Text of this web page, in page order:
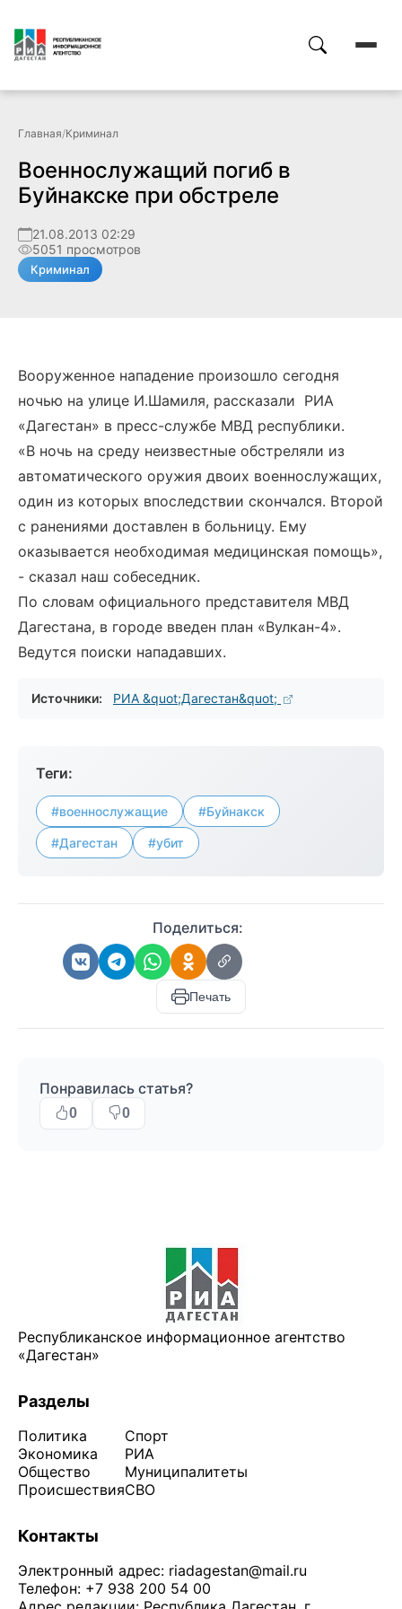
Главная/Криминал
Военнослужащий погиб в
Буйнакске при обстреле
21.08.2013 02:29
5051 просмотров
Криминал
Вооруженное нападение произошло сегодня
ночью на улице И.Шамиля, рассказали РИА
«Дагестан» в пресс-службе МВД республики.
«В ночь на среду неизвестные обстреляли из
автоматического оружия двоих военнослужащих,
один из которых впоследствии скончался. Второй
с ранениями доставлен в больницу. Ему
оказывается необходимая медицинская помощь»,
- сказал наш собеседник.
По словам официального представителя МВД
Дагестана, в городе введен план «Вулкан-4».
Ведутся поиски нападавших.
Источники: РИА &quot;Дагестан&quot;
Теги:
#военнослужащие #Буйнакск
#Дагестан #убит
Поделиться:
Печать
Понравилась статья?
0 0
Республиканское информационное агентство
«Дагестан»
Разделы
Политика
Экономика
Общество
Происшествия
Спорт
РИА
Муниципалитеты
СВО
Контакты
Электронный адрес: riadagestan@mail.ru
Телефон: +7 938 200 54 00